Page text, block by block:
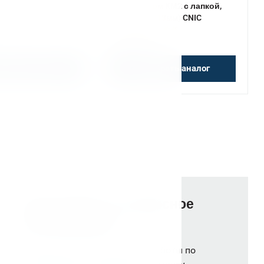
хвостовиком КМ2 с лапкой,
ПСС-13 (0,5-13мм) CNIC
Подобрать аналог
Гарантийное и сервисное
Сервисный центр выполняет работы по